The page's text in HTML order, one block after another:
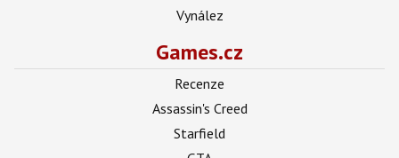
Vynález
Games.cz
Recenze
Assassin's Creed
Starfield